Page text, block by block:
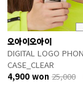
오아이오아이
DIGITAL LOGO
CASE_CLEAR
4,900 won25,000